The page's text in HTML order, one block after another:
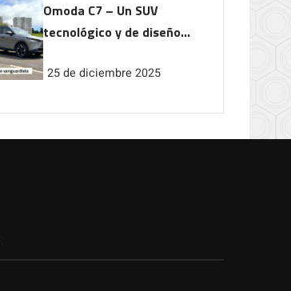
Omoda C7 – Un SUV
tecnológico y de diseño
25 de diciembre 2025